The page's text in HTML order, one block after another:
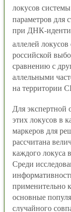
локусов
параметров для
при ДНК-
аллелей
российской
сравнению с
аллельными
на территории
Для экспертной
этих локусов в
маркеров для
рассчитана
каждого локуса
Среди
применительно
основные
случайного